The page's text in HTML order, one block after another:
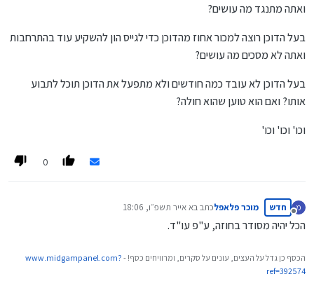
ואתה מתנגד מה עושים?
בעל הדוכן רוצה למכור אחוז מהדוכן כדי לגייס הון להשקיע עוד בהתרחבות
ואתה לא מסכים מה עושים?
בעל הדוכן לא עובד כמה חודשים ולא מתפעל את הדוכן תוכל לתבוע
אותו? ואם הוא טוען שהוא חולה?
וכו' וכו' וכו'
0
מ
מנותק
חדש מוכר פלאפלכתב בא אייר תשפ״ו, 18:06
נערך לאחרונה על ידי
הכל יהיה מסודר בחוזה, ע"פ עו"ד.
הכסף כן גדל על העצים, עונים על סקרים, ומרוויחים כסף! - www.midgampanel.com?
ref=392574